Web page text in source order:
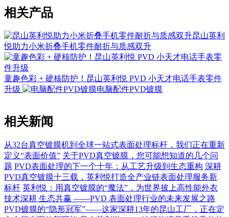
相关产品
昆山英利
悦助力小米折叠手机零件耐折与质感双升
童趣色彩 + 硬核防护！昆山英利悦 PVD 小天才电话手表零件
升级
电脑配件PVD镀膜
相关新闻
从32台真空镀膜机到全球一站式表面处理标杆，我们正在重新
定义“表面价值” 关于PVD真空镀膜，您可能想知道的几个问
题 PVD表面处理的下一个十年：从工艺升级到生态重构 深耕
PVD真空镀膜十三载，英利悦打造全产业链表面处理服务新
标杆 英利悦：用真空镀膜的“魔法”，为世界披上高性能外衣
技术深耕 生态共赢 ——PVD 表面处理行业的未来发展之路
PVD镀膜的“隐形冠军”——这家深耕13年的昆山工厂，正在定